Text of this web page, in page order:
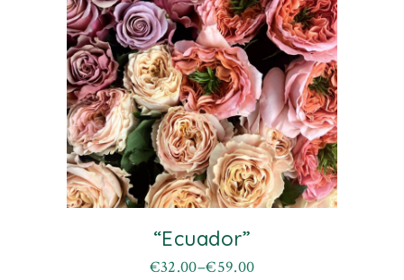
“Ecuador”
€32.00–€59.00